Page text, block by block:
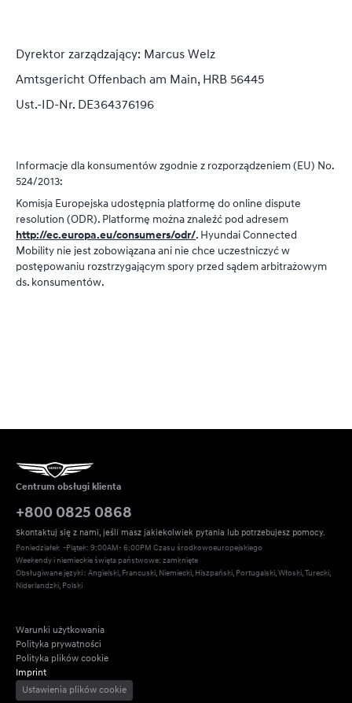
Dyrektor zarządzający: Marcus Welz
Amtsgericht Offenbach am Main, HRB 56445
Ust.-ID-Nr. DE364376196
Informacje dla konsumentów zgodnie z rozporządzeniem(EU) No.
524/2013:
Komisja Europejska udostępnia platformę do online dispute
resolution (ODR). Platformę można znaleźć pod adresem
http://ec.europa.eu/consumers/odr/. Hyundai Connected
Mobility nie jest zobowiązana ani nie chce uczestniczyć w
postępowaniu rozstrzygającym spory przed sądem arbitrażowym
ds. konsumentów.
Centrum obsługi klienta
+800 0825 0868
Skontaktuj się z nami, jeśli masz jakiekolwiek pytania lub potrzebujesz pomocy.
Poniedziałek  -Piątek: 9:00AM- 6:00PM Czasu środkowoeuropejskiego
Weekendy i niemieckie święta państwowe: zamknięte
Obsługiwane języki : Angielski, Francuski, Niemiecki, Hiszpański, Portugalski, Włoski, Turecki,
Niderlandzki, Polski
Warunki użytkowania
Polityka prywatności
Polityka plików cookie
Imprint
Ustawienia plików cookie